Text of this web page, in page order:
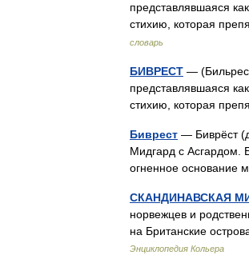
представлявшаяся
стихию, которая
словарь
БИВРЕСТ —
представлявшаяся
стихию, которая
Биврест — Биврёст
Мидгард с Асгардом.
огненное основание
СКАНДИНАВСКАЯ
норвежцев и
на Британские
Энциклопедия Кольера